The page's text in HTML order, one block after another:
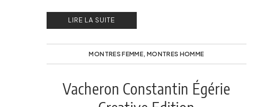
LIRE LA SUITE
MONTRES FEMME, MONTRES HOMME
Vacheron Constantin Égérie